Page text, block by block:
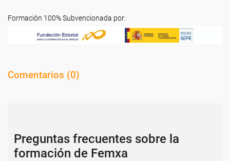
Formación 100% Subvencionada por:
Comentarios (0)
Preguntas frecuentes sobre la
formación de Femxa